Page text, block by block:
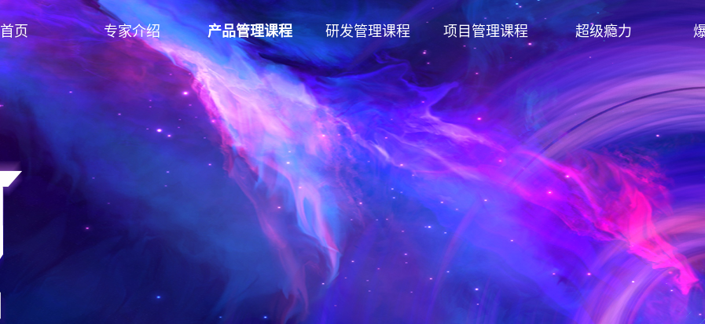
首页 专家介绍 产品管理课程 研发管理课程 项目管理课程 超级瘾力